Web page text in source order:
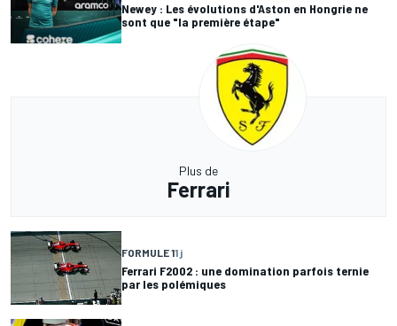
Newey : Les évolutions d'Aston en Hongrie ne
sont que "la première étape"
Plus de
Ferrari
FORMULE 11 j
Ferrari F2002 : une domination parfois ternie
par les polémiques